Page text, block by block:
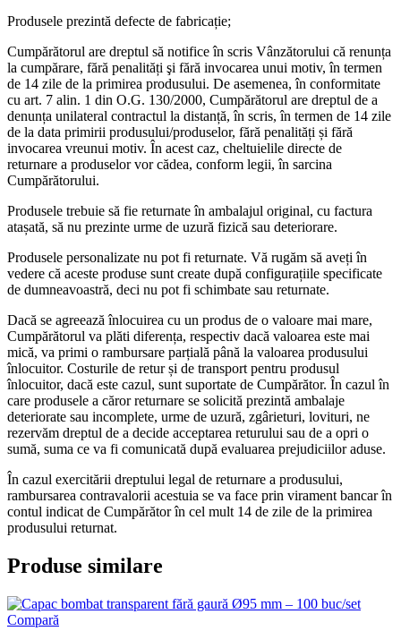
Produsele prezintă defecte de fabricație;
Cumpărătorul are dreptul să notifice în scris Vânzătorului că renunța
la cumpărare, fără penalități şi fără invocarea unui motiv, în termen
de 14 zile de la primirea produsului. De asemenea, în conformitate
cu art. 7 alin. 1 din O.G. 130/2000, Cumpărătorul are dreptul de a
denunța unilateral contractul la distanță, în scris, în termen de 14 zile
de la data primirii produsului/produselor, fără penalități și fără
invocarea vreunui motiv. În acest caz, cheltuielile directe de
returnare a produselor vor cădea, conform legii, în sarcina
Cumpărătorului.
Produsele trebuie să fie returnate în ambalajul original, cu factura
atașată, să nu prezinte urme de uzură fizică sau deteriorare.
Produsele personalizate nu pot fi returnate. Vă rugăm să aveți în
vedere că aceste produse sunt create după configurațiile specificate
de dumneavoastră, deci nu pot fi schimbate sau returnate.
Dacă se agreează înlocuirea cu un produs de o valoare mai mare,
Cumpărătorul va plăti diferența, respectiv dacă valoarea este mai
mică, va primi o rambursare parțială până la valoarea produsului
înlocuitor. Costurile de retur și de transport pentru produsul
înlocuitor, dacă este cazul, sunt suportate de Cumpărător. În cazul în
care produsele a căror returnare se solicită prezintă ambalaje
deteriorate sau incomplete, urme de uzură, zgârieturi, lovituri, ne
rezervăm dreptul de a decide acceptarea returului sau de a opri o
sumă, suma ce va fi comunicată după evaluarea prejudiciilor aduse.
În cazul exercitării dreptului legal de returnare a produsului,
rambursarea contravalorii acestuia se va face prin virament bancar în
contul indicat de Cumpărător în cel mult 14 de zile de la primirea
produsului returnat.
Produse similare
Compară